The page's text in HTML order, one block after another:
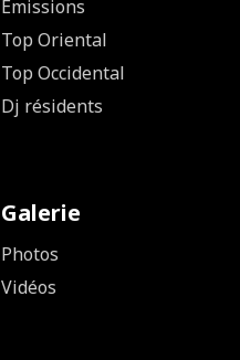
Emissions
Top Oriental
Top Occidental
Dj résidents
Galerie
Photos
Vidéos